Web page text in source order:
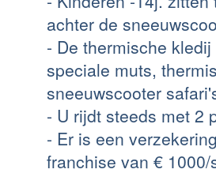
achter de
- De thermische
speciale muts,
sneeuwscooter
- U rijdt steeds met 2
- Er is een
franchise van €